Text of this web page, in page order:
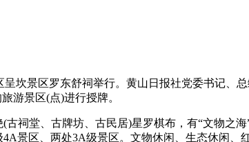
景区罗东舒祠举行。黄山日报社党委书记、
游景区(点)进行授牌。
堂、古牌坊、古民居)星罗棋布，有“文物之
景区、两处3A级景区。文物休闲、生态休闲